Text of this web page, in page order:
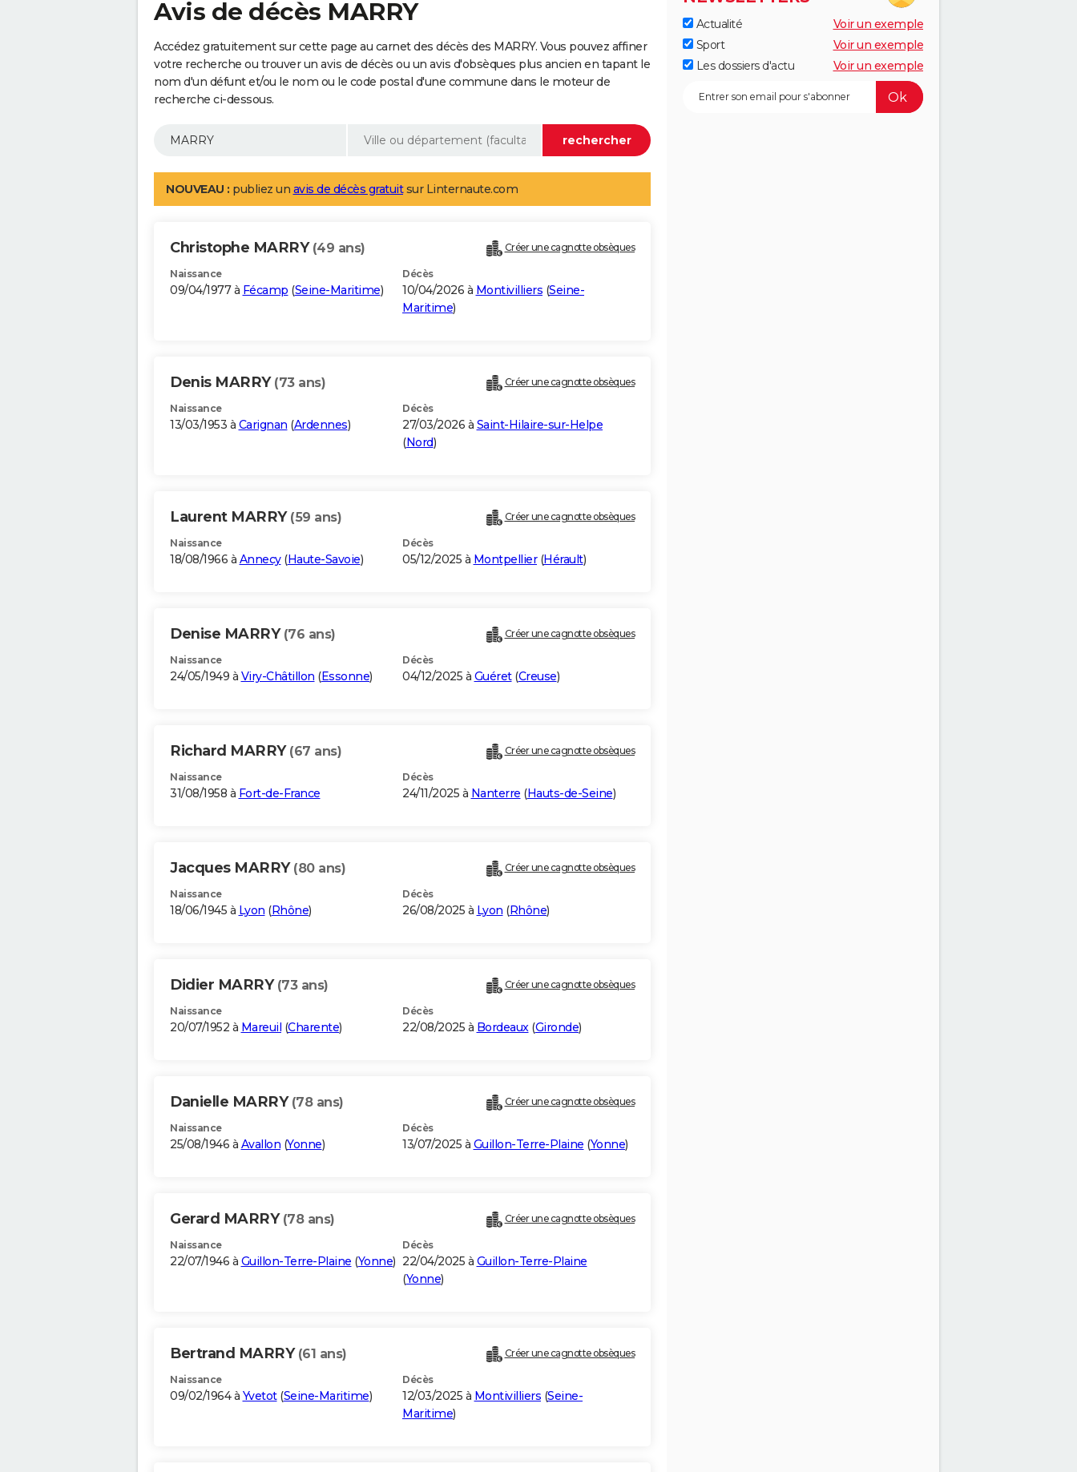
Avis de décès MARRY
Accédez gratuitement sur cette page au carnet des décès des MARRY. Vous pouvez affiner
votre recherche ou trouver un avis de décès ou un avis d'obsèques plus ancien en tapant le
nom d'un défunt et/ou le nom ou le code postal d'une commune dans le moteur de
recherche ci-dessous.
NOUVEAU : publiez un avis de décès gratuitsur Linternaute.com
Christophe MARRY (49 ans) Créer une cagnotte obsèques
Naissance
09/04/1977 à Fécamp (Seine-Maritime)
Décès
10/04/2026 à Montivilliers (Seine-
Maritime)
Denis MARRY (73 ans) Créer une cagnotte obsèques
Naissance
13/03/1953 à Carignan (Ardennes)
Décès
27/03/2026 à Saint-Hilaire-sur-Helpe
(Nord)
Laurent MARRY (59 ans) Créer une cagnotte obsèques
Naissance
18/08/1966 à Annecy(Haute-Savoie)
Décès
05/12/2025 à Montpellier(Hérault)
Denise MARRY (76 ans) Créer une cagnotte obsèques
Naissance
24/05/1949 à Viry-Châtillon (Essonne)
Décès
04/12/2025 à Guéret(Creuse)
Richard MARRY (67 ans) Créer une cagnotte obsèques
Naissance
31/08/1958 à Fort-de-France
Décès
24/11/2025 à Nanterre (Hauts-de-Seine)
Jacques MARRY (80 ans) Créer une cagnotte obsèques
Naissance
18/06/1945 à Lyon (Rhône)
Décès
26/08/2025 à Lyon (Rhône)
Didier MARRY (73 ans) Créer une cagnotte obsèques
Naissance
20/07/1952 à Mareuil (Charente)
Décès
22/08/2025 à Bordeaux(Gironde)
Danielle MARRY (78 ans) Créer une cagnotte obsèques
Naissance
25/08/1946 à Avallon (Yonne)
Décès
13/07/2025 à Guillon-Terre-Plaine (Yonne)
Gerard MARRY (78 ans) Créer une cagnotte obsèques
Naissance
22/07/1946 à Guillon-Terre-Plaine (Yonne)
Décès
22/04/2025 à Guillon-Terre-Plaine
(Yonne)
Bertrand MARRY (61 ans) Créer une cagnotte obsèques
Naissance
09/02/1964 à Yvetot(Seine-Maritime)
Décès
12/03/2025 à Montivilliers (Seine-
Maritime)
Actualité
Voir un exemple
Sport
Voir un exemple
Les dossiers d'actu
Voir un exemple